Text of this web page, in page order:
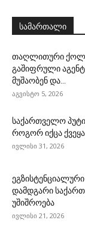
სამართალი
თაღლითური ქოლ-
გაშიფრული
მუშაობენ და...
აგვისტო 5, 2026
საქართველო
როგორ იქცა
ივლისი 31, 2026
დამდგარი
უშიშროება
ივლისი 21, 2026